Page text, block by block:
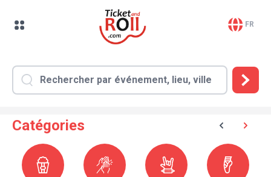
FR
Catégories